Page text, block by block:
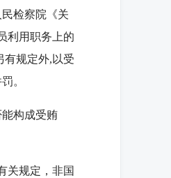
检察院《关
利用职务上的
有规定外,以受
。
构成受贿
关规定，非国